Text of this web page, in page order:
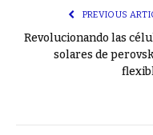
PREVIOUS
Revolucionando las
solares de